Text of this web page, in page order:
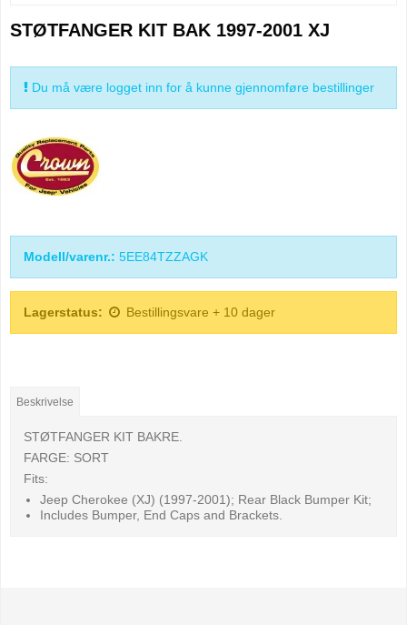
STØTFANGER KIT BAK 1997-2001 XJ
Du må være logget inn for å kunne gjennomføre bestillinger
Modell/varenr.: 5EE84TZZAGK
Lagerstatus: Bestillingsvare + 10 dager
Beskrivelse
STØTFANGER KIT BAKRE.
FARGE: SORT
Fits:
Jeep Cherokee (XJ) (1997-2001); Rear Black Bumper Kit;
Includes Bumper, End Caps and Brackets.